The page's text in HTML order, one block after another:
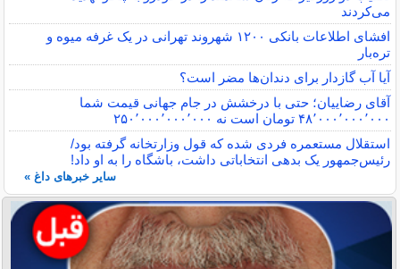
می‌کردند
افشای اطلاعات بانکی ۱۲۰۰ شهروند تهرانی در یک غرفه میوه و
تره‌بار
آیا آب گازدار برای دندان‌ها مضر است؟
آقای رضاییان؛ حتی با درخشش در جام جهانی قیمت شما
۴۸٬۰۰۰٬۰۰۰٬۰۰۰ تومان است نه ۲۵۰٬۰۰۰٬۰۰۰٬۰۰۰
استقلال مستعمره فردی شده که قول وزارتخانه گرفته بود/
رئیس‌جمهور یک بدهی انتخاباتی داشت، باشگاه را به او داد!
سایر خبرهای داغ »